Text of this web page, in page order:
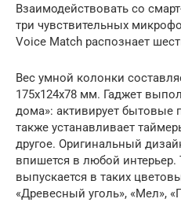
Взаимодействовать со
три чувствительных
Voice Match распознает
Вес умной колонки
175х124х78 мм. Гаджет
дома»: активирует бытовые
также устанавливает
другое. Оригинальный
впишется в любой
выпускается в таких
«Древесный уголь», «Мел»,